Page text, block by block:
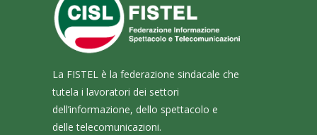
La FISTEL è la federazione sindacale che
tutela i lavoratori dei settori
dell’informazione, dello spettacolo e
delle telecomunicazioni.